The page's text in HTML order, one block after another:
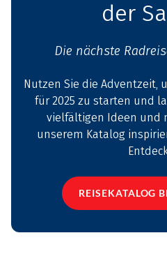
der
Die nächste
Nutzen Sie die Adventzeit,
für 2025 zu starten und
vielfältigen Ideen und
unserem Katalog
REISEKATALOG